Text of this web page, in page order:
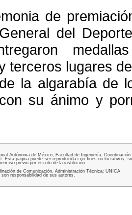
de
del
terceros lugares
la algarabía de
su ánimo y
Autónoma de México, Facultad de Ingeniería,
Esta pagina puede ser reproducida con fines no lucrativos,
previo por escrito de la institución.
de Comunicación. Administración Técnica: UNICA
responsabilidad de sus autores.